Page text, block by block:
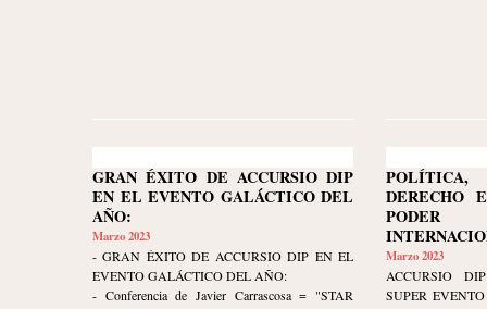
GRAN ÉXITO DE ACCURSIO DIP
EN EL EVENTO GALÁCTICO DEL
AÑO:
Marzo 2023
- GRAN ÉXITO DE ACCURSIO DIP EN EL
EVENTO GALÁCTICO DEL AÑO:
- Conferencia de Javier Carrascosa = "STAR
DERECHO
PODER
Marzo 2023
ACCURSIO
SUPER